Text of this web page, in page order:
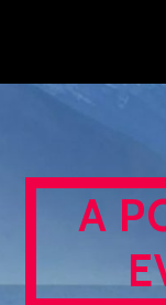
content
A